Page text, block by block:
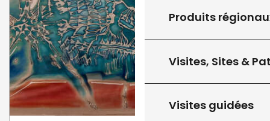
Produits
Visites, Sites &
Visites guidées